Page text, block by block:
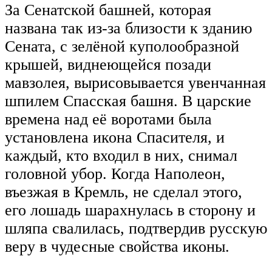
За Сенатской башней, которая
названа так из-за близости к зданию
Сената, с зелёной куполообразной
крышей, виднеющейся позади
мавзолея, вырисовывается увенчанная
шпилем Спасская башня. В царские
времена над её воротами была
установлена икона Спасителя, и
каждый, кто входил в них, снимал
головной убор. Когда Наполеон,
въезжая в Кремль, не сделал этого,
его лошадь шарахнулась в сторону и
шляпа свалилась, подтвердив русскую
веру в чудесные свойства иконы.